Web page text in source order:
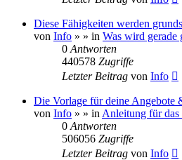
Diese Fähigkeiten werden
von Info » » in Was wird gerade
0 Antworten
440578 Zugriffe
Letzter Beitrag von Info
Die Vorlage für deine Angebote
von Info » » in Anleitung für das
0 Antworten
506056 Zugriffe
Letzter Beitrag von Info